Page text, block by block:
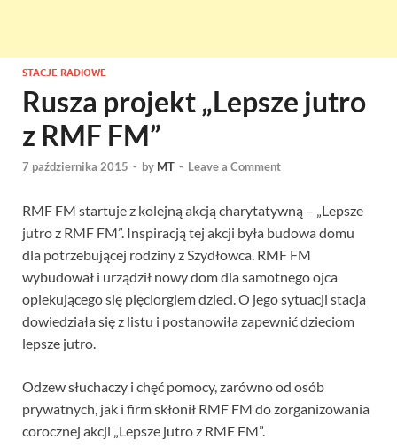
STACJE RADIOWE
Rusza projekt „Lepsze jutro
z RMF FM”
7 października 2015 - by MT - Leave a Comment
RMF FM startuje z kolejną akcją charytatywną – „Lepsze
jutro z RMF FM”. Inspiracją tej akcji była budowa domu
dla potrzebującej rodziny z Szydłowca. RMF FM
wybudował i urządził nowy dom dla samotnego ojca
opiekującego się pięciorgiem dzieci. O jego sytuacji stacja
dowiedziała się z listu i postanowiła zapewnić dzieciom
lepsze jutro.
Odzew słuchaczy i chęć pomocy, zarówno od osób
prywatnych, jak i firm skłonił RMF FM do zorganizowania
corocznej akcji „Lepsze jutro z RMF FM”.